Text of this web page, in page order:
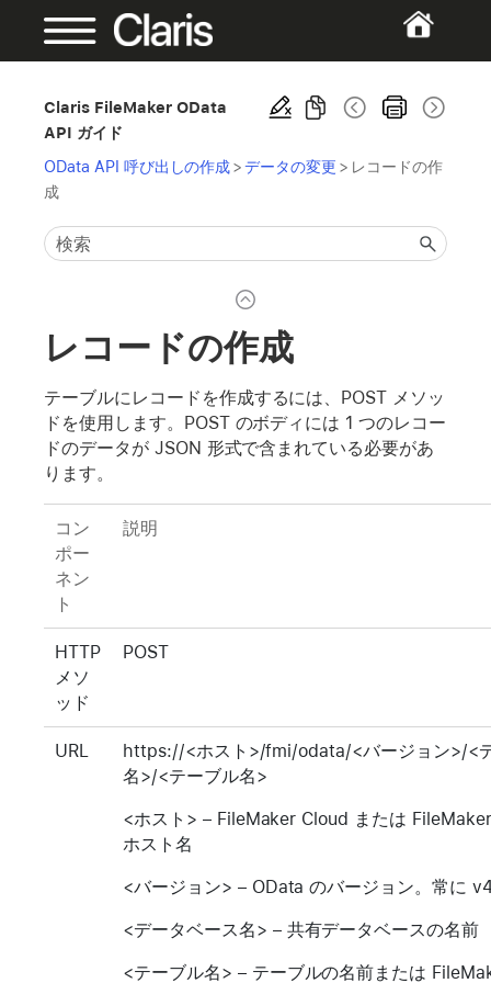
Claris FileMaker OData
API ガイド
OData API 呼び出しの作成>データの変更 > レコードの作
成
レコードの作成
テーブルにレコードを作成するには、POST メソッ
ドを使用します。POST のボディには 1 つのレコー
ドのデータが JSON 形式で含まれている必要があ
ります。
コン
ポー
ネン
ト
説明
HTTP
メソ
ッド
POST
URL
https://<ホスト>/fmi/odata/<バージョン>/<
名>/<テーブル名>
<ホスト> – FileMaker Cloud または
ホスト名
<バージョン> – OData のバージョン。常に
<データベース名> – 共有データベースの名前
<テーブル名> – テーブルの名前または